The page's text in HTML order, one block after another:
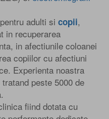
pentru adulti si copii,
in recuperarea
in afectiunile coloanei
copiilor cu afectiuni
Experienta noastra
peste 5000 de
fiind dotata cu